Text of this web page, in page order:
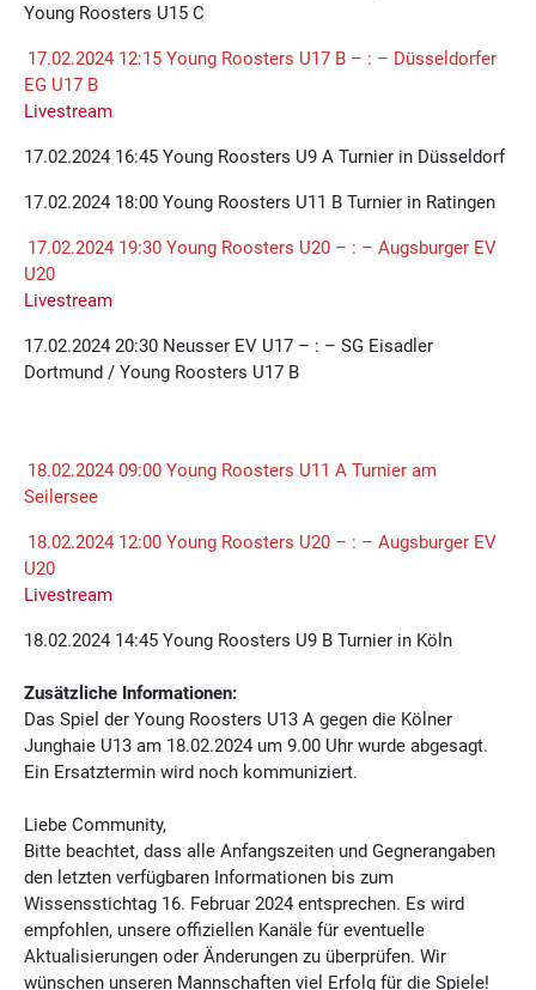
Young Roosters U15 C
17.02.2024 12:15 Young Roosters U17 B – : – Düsseldorfer
EG U17 B
Livestream
17.02.2024 16:45 Young Roosters U9 A Turnier in Düsseldorf
17.02.2024 18:00 Young Roosters U11 B Turnier in Ratingen
17.02.2024 19:30 Young Roosters U20 – : – Augsburger EV
U20
Livestream
17.02.2024 20:30 Neusser EV U17 – : – SG Eisadler
Dortmund / Young Roosters U17 B
18.02.2024 09:00 Young Roosters U11 A Turnier am
Seilersee
18.02.2024 12:00 Young Roosters U20 – : – Augsburger EV
U20
Livestream
18.02.2024 14:45 Young Roosters U9 B Turnier in Köln
Zusätzliche Informationen:
Das Spiel der Young Roosters U13 A gegen die Kölner
Junghaie U13 am 18.02.2024 um 9.00 Uhr wurde abgesagt.
Ein Ersatztermin wird noch kommuniziert.
Liebe Community,
Bitte beachtet, dass alle Anfangszeiten und Gegnerangaben
den letzten verfügbaren Informationen bis zum
Wissensstichtag 16. Februar 2024 entsprechen. Es wird
empfohlen, unsere offiziellen Kanäle für eventuelle
Aktualisierungen oder Änderungen zu überprüfen. Wir
wünschen unseren Mannschaften viel Erfolg für die Spiele!